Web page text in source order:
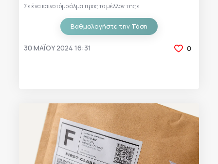
Σε ένα καινοτόμο άλμα προς το μέλλον της ε...
Βαθμολογήστε την Τάση
30 ΜΑΪ́ΟΥ 2024 16:31 0